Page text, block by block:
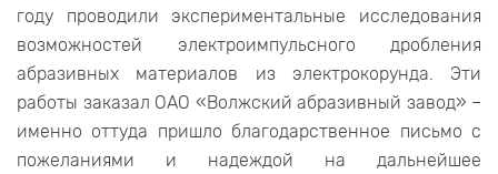
году проводили экспериментальные исследования
возможностей электроимпульсного дробления
абразивных материалов из электрокорунда. Эти
работы заказал ОАО «Волжский абразивный завод» –
именно оттуда пришло благодарственное письмо с
пожеланиями и надеждой на дальнейшее